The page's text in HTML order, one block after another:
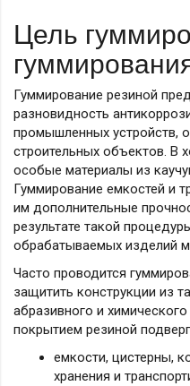
Цель
Гуммирование резиной
разновидность
промышленных устройств,
строительных объектов. В
особые материалы из
Гуммирование емкостей и
им дополнительные
результате такой
обрабатываемых изделий
Часто проводится
защитить конструкции из
абразивного и
покрытием резиной
емкости, цистерны,
хранения и